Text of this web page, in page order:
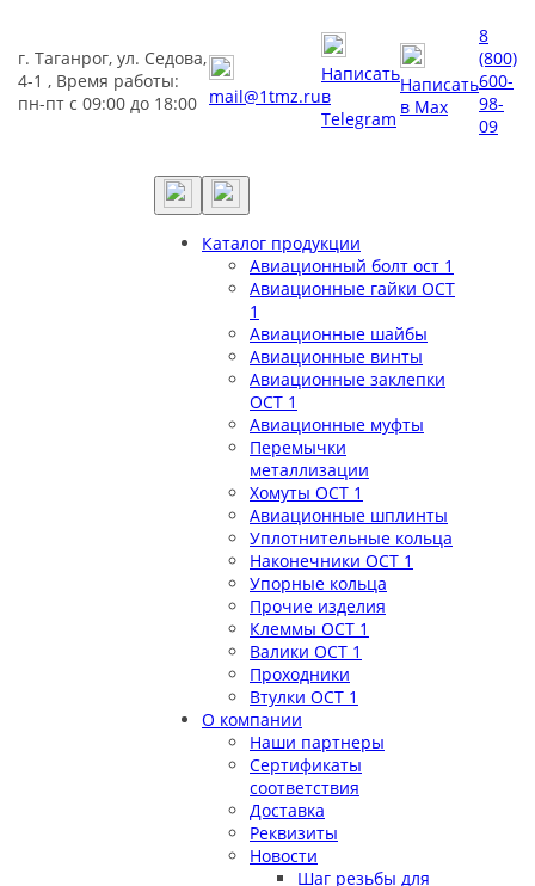
г. Таганрог, ул. Седова,
4-1 , Время работы:
пн-пт с 09:00 до 18:00 mail@1tmz.ru
Написать
в
Telegram
Написать
в Max
8
(800)
600-
98-
09
Каталог продукции
Авиационный болт ост 1
Авиационные гайки ОСТ
1
Авиационные шайбы
Авиационные винты
Авиационные заклепки
ОСТ 1
Авиационные муфты
Перемычки
металлизации
Хомуты ОСТ 1
Авиационные шплинты
Уплотнительные кольца
Наконечники ОСТ 1
Упорные кольца
Прочие изделия
Клеммы ОСТ 1
Валики ОСТ 1
Проходники
Втулки ОСТ 1
О компании
Наши партнеры
Сертификаты
соответствия
Доставка
Реквизиты
Новости
Шаг резьбы для